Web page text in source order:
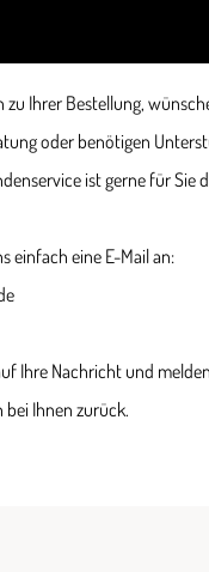
zu Ihrer Bestellung,
oder benötigen
ist gerne für Sie
einfach eine E-Mail an:
Ihre Nachricht und
Ihnen zurück.